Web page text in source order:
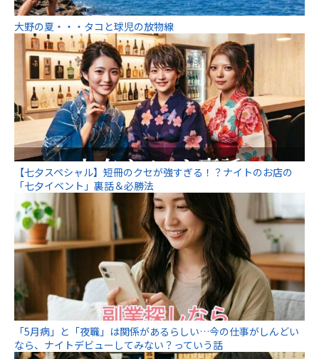
大野の夏・・・タコと球児の放物線
【七夕スペシャル】短冊のクセが強すぎる！？ナイトのお店の
「七夕イベント」裏話＆必勝法
「5月病」と「夜職」は関係があるらしい…今の仕事がしんどい
なら、ナイトデビューしてみない？っていう話